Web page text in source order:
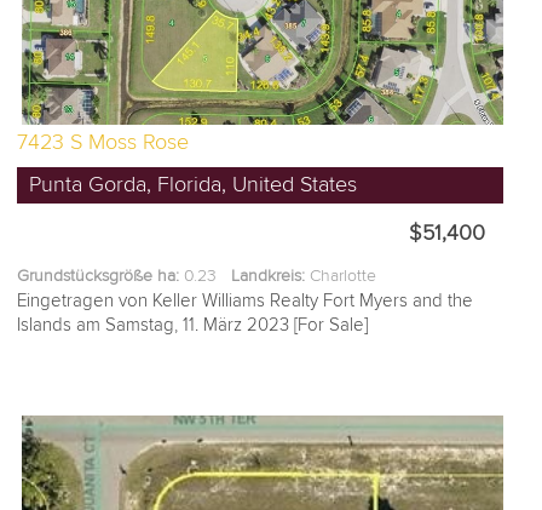
7423 S Moss Rose
Punta Gorda, Florida, United States
$51,400
Grundstücksgröße ha: 0.23 Landkreis: Charlotte
Eingetragen von Keller Williams Realty Fort Myers and the
Islands am Samstag, 11. März 2023 [For Sale]